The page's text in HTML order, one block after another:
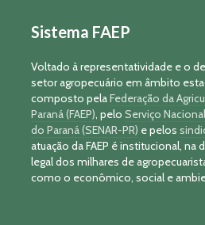
Sistema FAEP
Voltado à representatividade e o
setor agropecuário em âmbito
composto pelaFederação da
Paraná (FAEP), pelo Serviço
do Paraná (SENAR-PR) e pelos
atuação da FAEP é institucional, na
legal dos milhares de
como o econômico, social e